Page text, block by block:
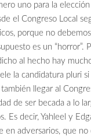
uno para la elección
el Congreso Local
porque no
es un “horror”.
al hecho hay
la candidatura pluri si
llegar al
de ser becada a lo
Es decir, Yahleel y
en adversarios, que no